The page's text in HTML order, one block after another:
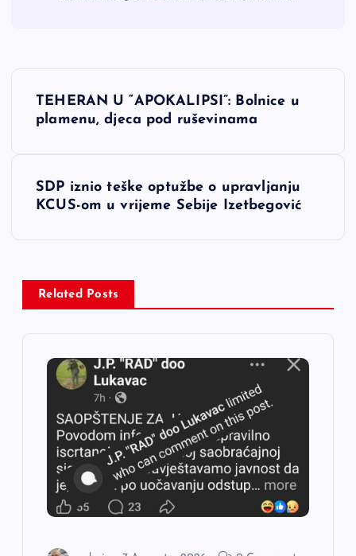
N
a
c
TEHERAN U “APOKALIPSI”: Bolnice u
plamenu, djeca pod ruševinama
SDP iznio teške optužbe o upravljanju
KCUS-om u vrijeme Sebije Izetbegović
Related Posts